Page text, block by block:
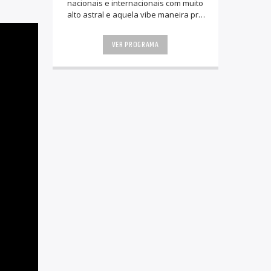
nacionais e internacionais com muito
alto astral e aquela vibe maneira pra
VER PROGRAMA